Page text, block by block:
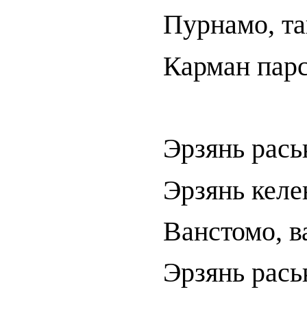
Пурнамо,
Карман
Эрзянь
Эрзянь
Ванстомо,
Эрзянь